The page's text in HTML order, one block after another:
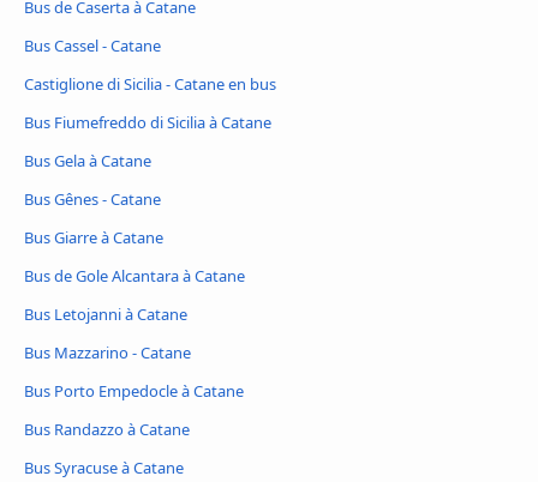
Bus de Caserta à Catane
Bus Cassel - Catane
Castiglione di Sicilia - Catane en bus
Bus Fiumefreddo di Sicilia à Catane
Bus Gela à Catane
Bus Gênes - Catane
Bus Giarre à Catane
Bus de Gole Alcantara à Catane
Bus Letojanni à Catane
Bus Mazzarino - Catane
Bus Porto Empedocle à Catane
Bus Randazzo à Catane
Bus Syracuse à Catane